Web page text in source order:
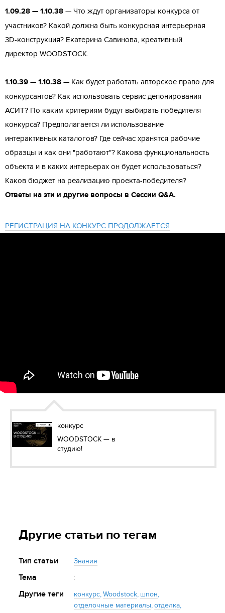
1.09.28 — 1.10.38 — Что ждут организаторы конкурса от
участников? Какой должна быть конкурсная интерьерная
3D-конструкция? Екатерина Савинова, креативный
директор WOODSTOCK.
1.10.39 — 1.10.38 — Как будет работать авторское право для
конкурсантов? Как использовать сервис депонирования
АСИТ? По каким критериям будут выбирать победителя
конкурса? Предполагается ли использование
интерактивных каталогов? Где сейчас хранятся рабочие
образцы и как они "работают"? Какова функциональность
объекта и в каких интерьерах он будет использоваться?
Каков бюджет на реализацию проекта-победителя?
Ответы на эти и другие вопросы в Сессии Q&A.
РЕГИСТРАЦИЯ НА КОНКУРС ПРОДОЛЖАЕТСЯ
конкурс
WOODSTOCK — в
студию!
Другие статьи по тегам
Тип статьи Знания
Тема :
Другие теги конкурс,Woodstock, шпон,
отделочные материалы,отделка,